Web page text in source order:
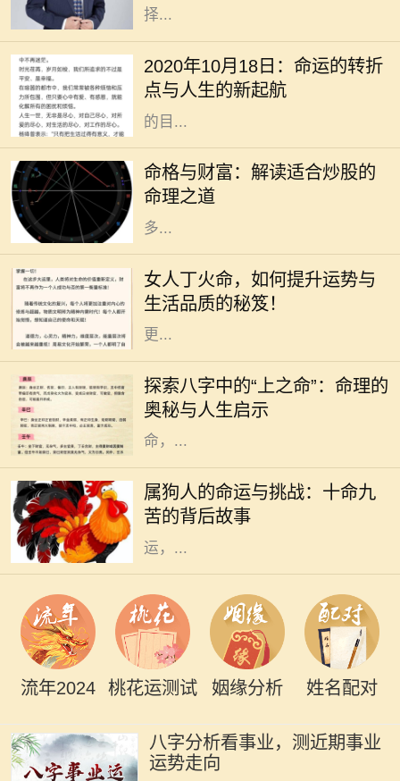
择...
2020年10月18日：命运的转折
点与人生的新起航
2020年10月18日，作为一个看似普
通的日子，却在不知不觉中成了许多
人生活的转折点。在这个时代高速发
展的背景下，我们总是忙于追逐眼前
的目...
命格与财富：解读适合炒股的
命理之道
在现代社会，股市作为一种重要的投
资方式，吸引了越来越多的人参与。
然而，炒股不仅仅是简单地买入和卖
出，更是与个人的命理息息相关。许
多...
女人丁火命，如何提升运势与
生活品质的秘笈！
在中国传统命理学中，丁火命代表了
热情、温暖和灵动。对于女人来说，
丁火命的特质使她们充满了活力和魅
力。但是，要想在生活和事业中实现
更...
探索八字中的“上之命”：命理的
奥秘与人生启示
在中国传统命理学中，每个人的出生
时刻可以用八字来描述，而八字又可
以分为多种命格，其中“上之命”便是
一种颇具神秘色彩的命格。上之
命，...
属狗人的命运与挑战：十命九
苦的背后故事
在中国传统文化中，属狗的人常常被
描绘为忠诚正直、勇敢无畏的形象。
然而，许多人并不知道的是，属狗的
命人常常面临着“十命九苦”的命
运，...
流年2024 桃花运测试 姻缘分析 姓名配对
八字分析看事业，测近期事业
运势走向